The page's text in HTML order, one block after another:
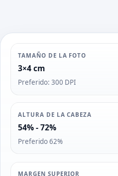
TAMAÑO DE LA FOTO
3×4 cm
Preferido: 300 DPI
ALTURA DE LA CABEZA
54% - 72%
Preferido 62%
MARGEN SUPERIOR